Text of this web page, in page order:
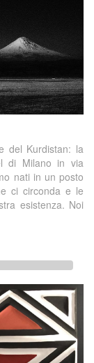
del Kurdistan: la
di Milano in via
nati in un posto
ci circonda e le
esistenza. Noi